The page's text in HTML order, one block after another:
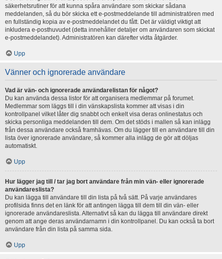
säkerhetsrutiner för att kunna spåra användare som skickar sådana
meddelanden, så du bör skicka ett e-postmeddelande till administratören med
en fullständig kopia av e-postmeddelandet du fått. Det är väldigt viktigt att
inkludera e-posthuvudet (detta innehåller detaljer om användaren som skickat
e-postmeddelandet). Administratören kan därefter vidta åtgärder.
Upp
Vänner och ignorerade användare
Vad är vän- och ignorerade användarelistan för något?
Du kan använda dessa listor för att organisera medlemmar på forumet.
Medlemmar som läggs till i din vänskapslista kommer att visas i din
kontrollpanel vilket låter dig snabbt och enkelt visa deras onlinestatus och
skicka personliga meddelanden till dem. Om det stöds i mallen så kan inlägg
från dessa användare också framhävas. Om du lägger till en användare till din
lista över ignorerade användare, så kommer alla inlägg de gör att döljas
automatiskt.
Upp
Hur lägger jag till / tar jag bort användare från min vän- eller ignorerade
användareslista?
Du kan lägga till användare till din lista på två sätt. På varje användares
profilsida finns det en länk för att antingen lägga till dem till din vän- eller
ignorerade användareslista. Alternativt så kan du lägga till användare direkt
genom att ange deras användarnamn i din kontrollpanel. Du kan också ta bort
användare från din lista på samma sida.
Upp